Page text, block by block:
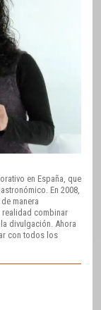
en España, que
En 2008,
manera
realidad combinar
divulgación. Ahora
con todos los